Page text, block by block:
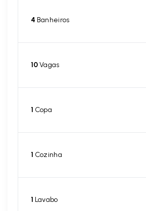
4 Banheiros
10Vagas
1 Copa
1 Cozinha
1 Lavabo